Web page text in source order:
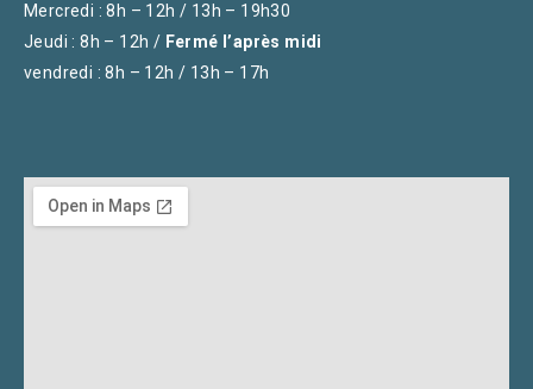
Mercredi : 8h – 12h / 13h – 19h30
Jeudi : 8h – 12h / Fermé l’après midi
vendredi : 8h – 12h / 13h – 17h